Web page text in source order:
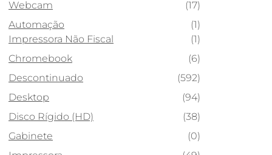
Webcam
(17)
Automação
(1)
Impressora Não Fiscal
(1)
Chromebook
(6)
Descontinuado
(592)
Desktop
(94)
Disco Rígido (HD)
(38)
Gabinete
(0)